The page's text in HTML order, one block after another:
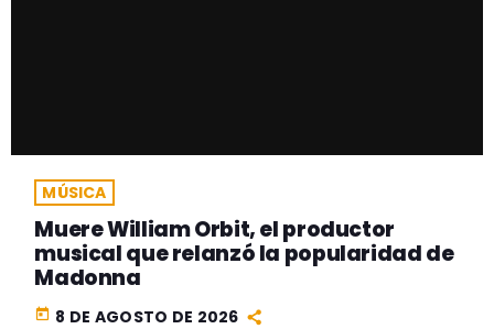
MÚSICA
Muere William Orbit, el productor
musical que relanzó la popularidad de
Madonna
today 8 DE AGOSTO DE 2026